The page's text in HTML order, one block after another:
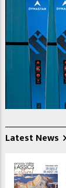
Latest News